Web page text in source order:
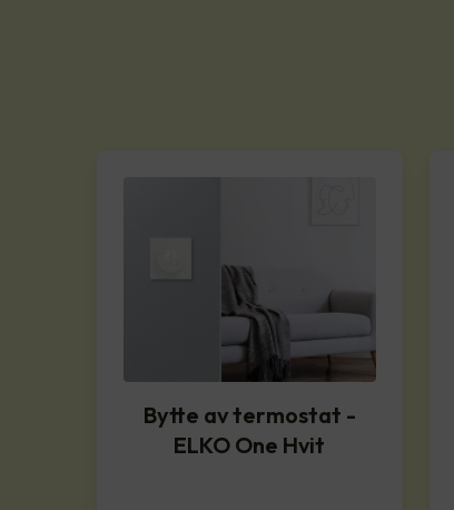
Bytte av termostat -
ELKO One Hvit